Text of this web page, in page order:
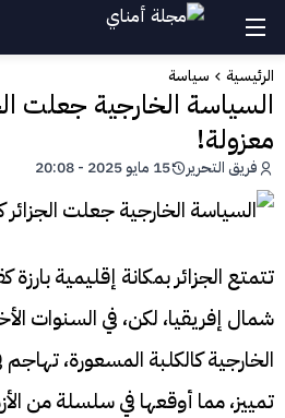
الرئيسية سياسة
السياسة الخارجية جعلت
معزولة!
فريق التحرير 15 مايو 2025 - 20:08
تتمتع الجزائر بمكانة إقليمية
شمال إفريقيا، لكن، في السنوات
الخارجية كالكلبة المسعورة،
تمييز، مما أوقعها في سلسلة من